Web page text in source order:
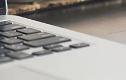
Settembre 2017
Maggio 2017
Novembre 2016